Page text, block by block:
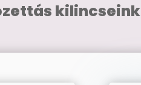
kilincseink